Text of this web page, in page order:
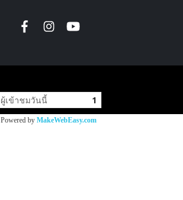
ผู้เข้าชมวันนี้
1
Powered by MakeWebEasy.com